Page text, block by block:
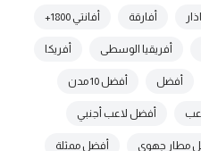
أفارقة أفانتي 1800+
أفريقيا الوسطى أفريكا
أفضل أفضل 10 مدن
أفضل لاعب أجنبي
مطار جهوي أفضل ممثلة